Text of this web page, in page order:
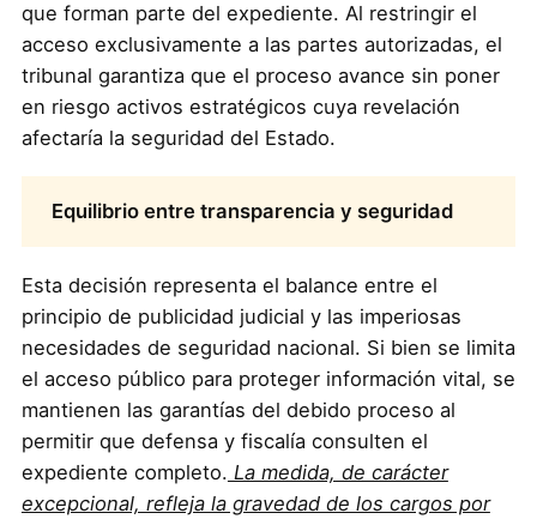
que forman parte del expediente. Al restringir el
acceso exclusivamente a las partes autorizadas, el
tribunal garantiza que el proceso avance sin poner
en riesgo activos estratégicos cuya revelación
afectaría la seguridad del Estado.
Equilibrio entre transparencia y seguridad
Esta decisión representa el balance entre el
principio de publicidad judicial y las imperiosas
necesidades de seguridad nacional. Si bien se limita
el acceso público para proteger información vital, se
mantienen las garantías del debido proceso al
permitir que defensa y fiscalía consulten el
expediente completo. La medida, de carácter
excepcional, refleja la gravedad de los cargos por